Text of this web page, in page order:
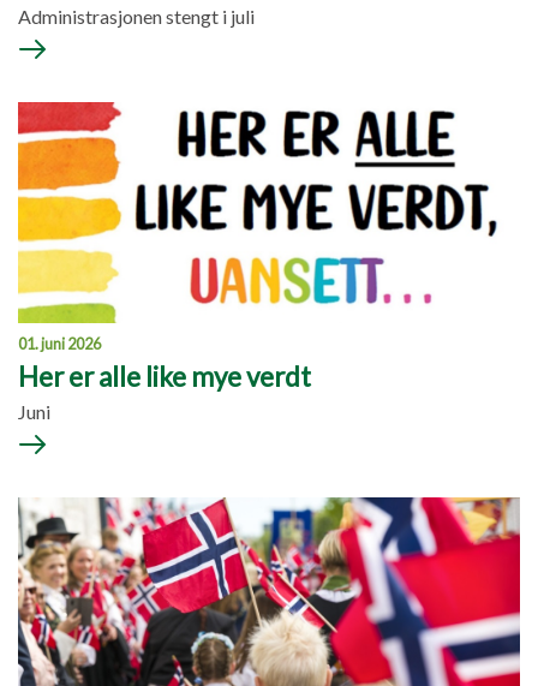
Administrasjonen stengt i juli
01. juni 2026
Her er alle like mye verdt
Juni